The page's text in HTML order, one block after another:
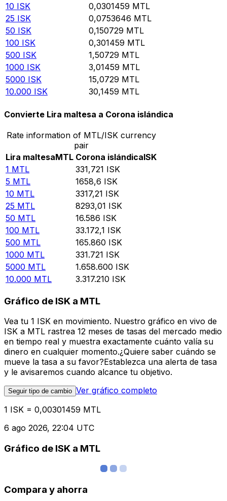
10 ISK 0,0301459 MTL
25 ISK 0,0753646 MTL
50 ISK 0,150729 MTL
100 ISK 0,301459 MTL
500 ISK 1,50729 MTL
1000 ISK 3,01459 MTL
5000 ISK 15,0729 MTL
10.000 ISK 30,1459 MTL
Convierte Lira maltesa a Corona islándica
Rate information of MTL/ISK currency
pair
Lira maltesaMTL Corona islándicaISK
1 MTL 331,721 ISK
5 MTL 1658,6 ISK
10 MTL 3317,21 ISK
25 MTL 8293,01 ISK
50 MTL 16.586 ISK
100 MTL 33.172,1 ISK
500 MTL 165.860 ISK
1000 MTL 331.721 ISK
5000 MTL 1.658.600 ISK
10.000 MTL 3.317.210 ISK
Gráfico de ISK a MTL
Vea tu 1 ISK en movimiento. Nuestro gráfico en vivo de
ISK a MTL rastrea 12 meses de tasas del mercado medio
en tiempo real y muestra exactamente cuánto valía su
dinero en cualquier momento.¿Quiere saber cuándo se
mueve la tasa a su favor?Establezca una alerta de tasa
y le avisaremos cuando alcance tu objetivo.
Seguir tipo de cambio Ver gráfico completo
1 ISK = 0,00301459 MTL
6 ago 2026, 22:04 UTC
Gráfico de ISK a MTL
Compara y ahorra